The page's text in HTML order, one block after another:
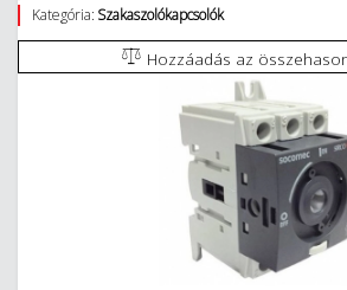
Kategória: Szakaszolókapcsolók
Hozzáadás az